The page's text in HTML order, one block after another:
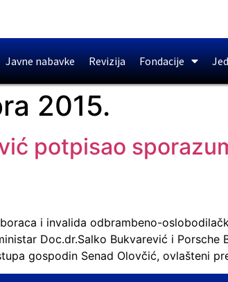
Javne nabavke Revizija Fondacije
2015.
potpisao
i invalida odbrambeno-
Doc.dr.Salko Bukvarević i
gospodin Senad Olovčić, ovlašteni